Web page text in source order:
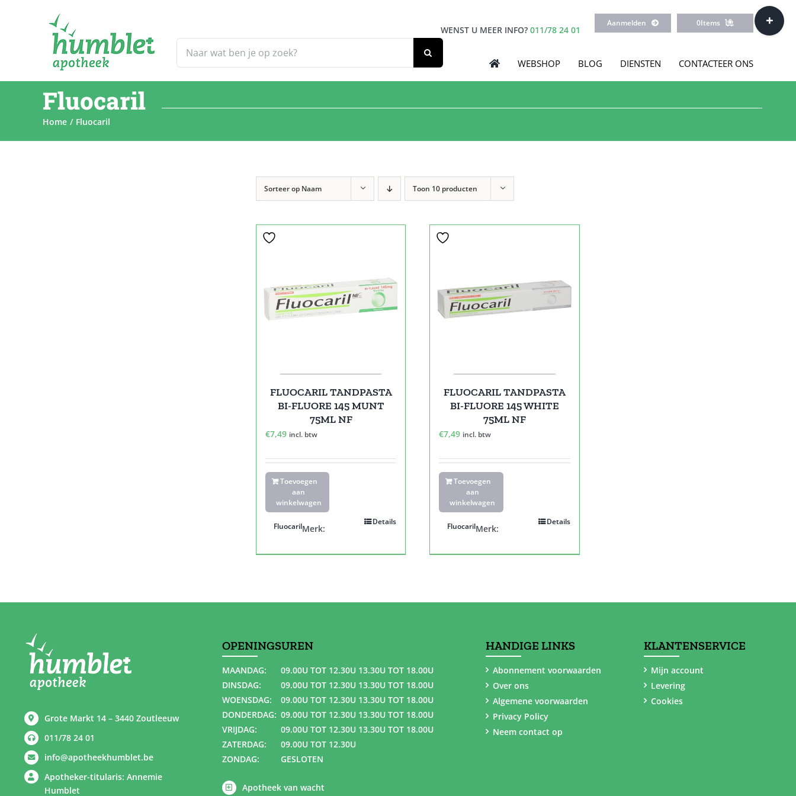
naar:
WENST U MEER INFO? 011/78 24 01
Aanmelden 0Items
WEBSHOP BLOG DIENSTEN CONTACTEER ONS
Fluocaril
Home Fluocaril
Sorteer op Naam Toon 10 producten
FLUOCARIL TANDPASTA
BI-FLUORE 145 MUNT
75ML NF
€7,49 incl. btw
Toevoegen
aan
winkelwagen
Details
Merk:
Fluocaril
FLUOCARIL TANDPASTA
BI-FLUORE 145 WHITE
75ML NF
€7,49 incl. btw
Toevoegen
aan
winkelwagen
Details
Merk:
Fluocaril
Grote Markt 14 – 3440 Zoutleeuw
011/78 24 01
info@apotheekhumblet.be
Apotheker-titularis: Annemie
Humblet
OPENINGSUREN
MAANDAG:
09.00U TOT 12.30U 13.30U TOT 18.00U
DINSDAG:
09.00U TOT 12.30U 13.30U TOT 18.00U
WOENSDAG:
09.00U TOT 12.30U 13.30U TOT 18.00U
DONDERDAG: 09.00U TOT 12.30U 13.30U TOT 18.00U
VRIJDAG:
09.00U TOT 12.30U 13.30U TOT 18.00U
ZATERDAG:
09.00U TOT 12.30U
ZONDAG:
GESLOTEN
Apotheek van wacht
HANDIGE LINKS
Abonnement voorwaarden
Over ons
Algemene voorwaarden
Privacy Policy
Neem contact op
KLANTENSERVICE
Mijn account
Levering
Cookies
Toggle
Sliding